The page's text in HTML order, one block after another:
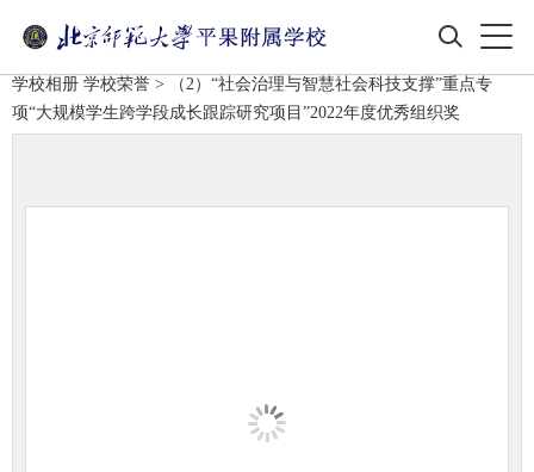
学校相册 学校荣誉 > （2）“社会治理与智慧社会科技支撑”重点专
项“大规模学生跨学段成长跟踪研究项目”2022年度优秀组织奖